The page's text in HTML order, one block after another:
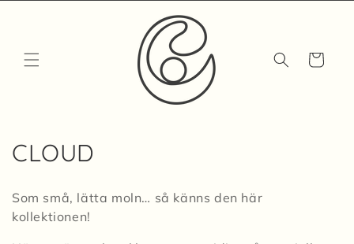
Cart
C
l
CLOUD
Som små, lätta moln… så känns den här
kollektionen!